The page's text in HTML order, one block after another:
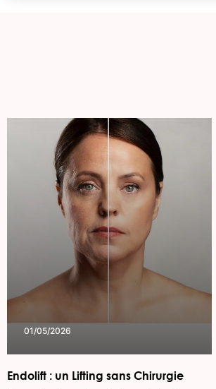
01/05/2026
Endolift : un Lifting sans Chirurgie